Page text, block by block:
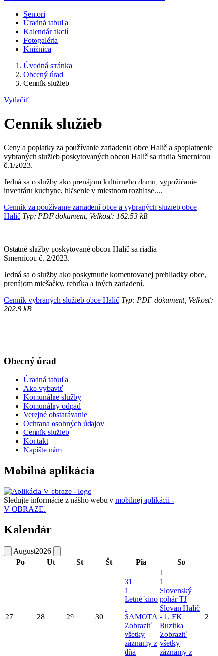
Seniori
Úradná tabuľa
Kalendár akcií
Fotogaléria
Knižnica
Úvodná stránka
Obecný úrad
Cenník služieb
Vytlačiť
Cenník služieb
Ceny a poplatky za používanie zariadenia obce Halič a spoplatnenie
vybraných služieb poskytovaných obcou Halič sa riadia Smernicou
č.1/2023.
Jedná sa o služby ako prenájom kultúrneho domu, vypožičanie
inventáru kuchyne, hlásenie v miestnom rozhlase....
Cenník za používanie zariadení obce a vybraných služieb obce
Halič Typ: PDF dokument, Velkosť: 162.53 kB
Ostatné služby poskytované obcou Halič sa riadia
Smernicou č. 2/2023.
Jedná sa o služby ako poskytnutie komentovanej prehliadky obce,
prenájom miešačky, rebríka a iných zariadení.
Cenník vybraných služieb obce Halič Typ: PDF dokument, Velkosť:
202.8 kB
Obecný úrad
Úradná tabuľa
Ako vybaviť
Komunálne služby
Komunálny odpad
Verejné obstarávanie
Ochrana osobných údajov
Cenník služieb
Kontakt
Napíšte nám
Mobilná aplikácia
Sledujte informácie z nášho webu v mobilnej aplikácii -
V OBRAZE.
Kalendár
August2026
Po
Ut St Št Pia So
27 28 29 30
31
1
Letné kino
-
SAMOTA
Zobraziť
všetky
záznamy z
dňa
1
1
Slovenský
pohár TJ
Slovan Halič
- 1. FK
Buzitka
Zobraziť
všetky
záznamy z
2